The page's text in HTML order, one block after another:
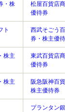
・株
松屋百貨店
優待券
ト
西武そごう
券・株主優
株主
東武百貨店
優待券
株主
阪急阪神百
株主優待券
プランタン